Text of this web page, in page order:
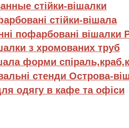
стійки-вішалки
стійки-вішала
пофарбовані вішалки
з хромованих труб
форми
стенди Острова-
одягу в кафе та офіси